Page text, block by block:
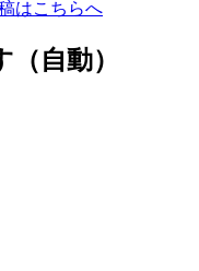
はこちらへ
自動）